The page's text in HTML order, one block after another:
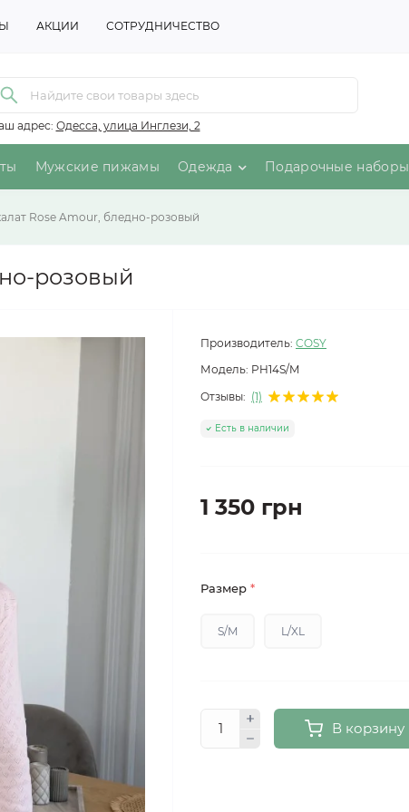
АКЦИИ СОТРУДНИЧЕСТВО
адрес: Одесса, улица Инглези, 2
Мужские пижамы Одежда Подарочные наборы
Rose Amour, бледно-розовый
розовый
Производитель: COSY
Модель: PH14S/M
Отзывы: (1)
Есть в наличии
1 350 грн
Размер *
S/M L/XL
В корзину